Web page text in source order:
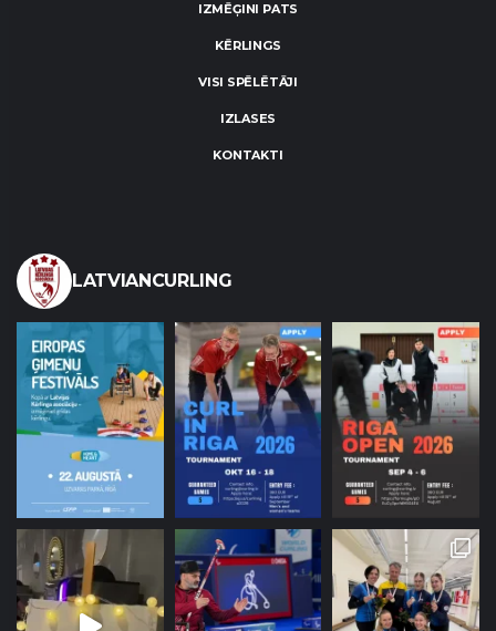
IZMĒĢINI PATS
KĒRLINGS
VISI SPĒLĒTĀJI
IZLASES
KONTAKTI
LATVIANCURLING